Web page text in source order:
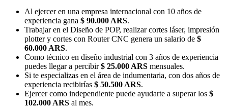
Al ejercer en una empresa internacional con 10 años de
experiencia gana $ 90.000 ARS.
Trabajar en el Diseño de POP, realizar cortes láser, impresión
plotter y cortes con Router CNC genera un salario de $
60.000 ARS.
Como técnico en diseño industrial con 3 años de experiencia
puedes llegar a percibir$ 25.000 ARS mensuales.
Si te especializas en el área de indumentaria, con dos años de
experiencia recibirías $ 50.500 ARS.
Ejercer como independiente puede ayudarte a superar los $
102.000 ARS al mes.